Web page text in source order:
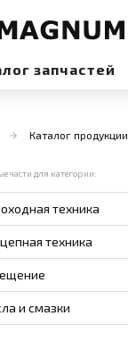
запчастей
Каталог продукции
части для категории:
техника
техника
и смазки